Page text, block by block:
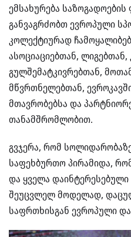
ემსახურება
განვაგრძობთ ევროპული
კოლექტიურად
ასოციაციებთან,
გულშემატკივრებთან,
მწვრთნელებთან,
მთავრობებსა და
თანამშრომლობით.
გვჯერა, რომ
საფეხბურთო პირამიდა,
და ყველა
შეუცვლელ მოდელად,
საფრთხისგან ევროპული